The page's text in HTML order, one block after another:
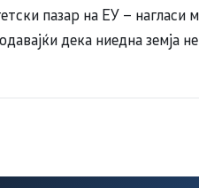
пазар на ЕУ –
дека ниедна земја